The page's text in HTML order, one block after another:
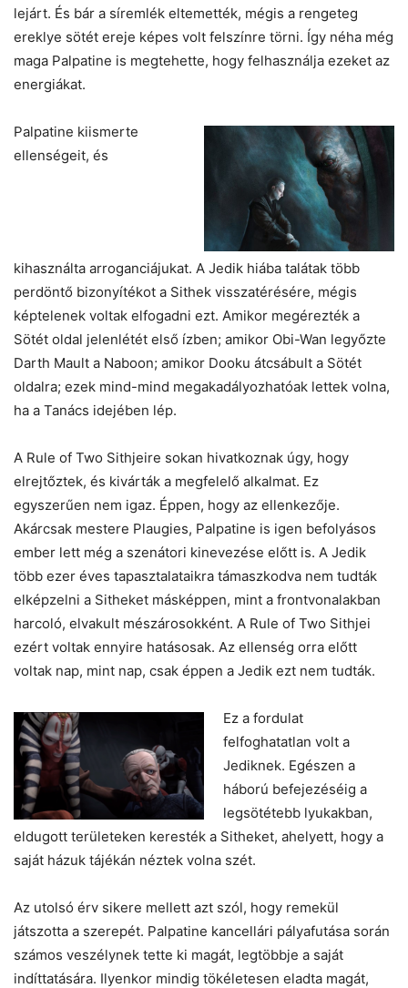
lejárt. És bár a síremlék eltemették, mégis a rengeteg
ereklye sötét ereje képes volt felszínre törni. Így néha még
maga Palpatine is megtehette, hogy felhasználja ezeket az
energiákat.
Palpatine kiismerte
ellenségeit, és
kihasználta arroganciájukat. A Jedik hiába talátak több
perdöntő bizonyítékot a Sithek visszatérésére, mégis
képtelenek voltak elfogadni ezt. Amikor megérezték a
Sötét oldal jelenlétét első ízben; amikor Obi-Wan legyőzte
Darth Mault a Naboon; amikor Dooku átcsábult a Sötét
oldalra; ezek mind-mind megakadályozhatóak lettek volna,
ha a Tanács idejében lép.
A Rule of Two Sithjeire sokan hivatkoznak úgy, hogy
elrejtőztek, és kivárták a megfelelő alkalmat. Ez
egyszerűen nem igaz. Éppen, hogy az ellenkezője.
Akárcsak mestere Plaugies, Palpatine is igen befolyásos
ember lett még a szenátori kinevezése előtt is. A Jedik
több ezer éves tapasztalataikra támaszkodva nem tudták
elképzelni a Sitheket másképpen, mint a frontvonalakban
harcoló, elvakult mészárosokként. A Rule of Two Sithjei
ezért voltak ennyire hatásosak. Az ellenség orra előtt
voltak nap, mint nap, csak éppen a Jedik ezt nem tudták.
Ez a fordulat
felfoghatatlan volt a
Jediknek. Egészen a
háború befejezéséig a
legsötétebb lyukakban,
eldugott területeken keresték a Sitheket, ahelyett, hogy a
saját házuk tájékán néztek volna szét.
Az utolsó érv sikere mellett azt szól, hogy remekül
játszotta a szerepét. Palpatine kancellári pályafutása során
számos veszélynek tette ki magát, legtöbbje a saját
indíttatására. Ilyenkor mindig tökéletesen eladta magát,